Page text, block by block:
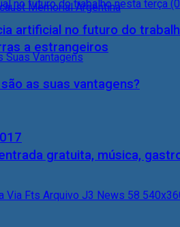
a estrangeiros
gratuita, música,
artificial no futuro do
as suas vantagens?